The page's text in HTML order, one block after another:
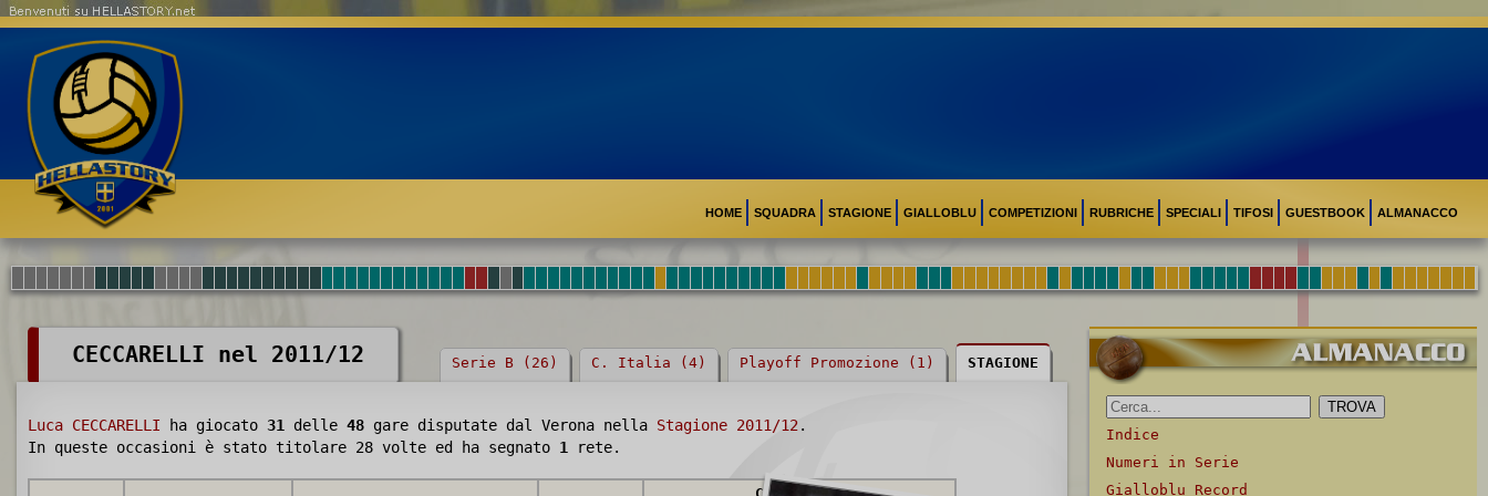
HOME SQUADRA STAGIONE GIALLOBLU COMPETIZIONI RUBRICHE SPECIALI TIFOSI GUESTBOOK ALMANACCO
Benvenuti su HELLASTORY.net
CECCARELLI nel 2011/12 Serie B (26) C. Italia (4) Playoff Promozione (1) STAGIONE
Luca CECCARELLI ha giocato 31 delle 48 gare disputate dal Verona nella Stagione 2011/12.
In queste occasioni è stato titolare 28 volte ed ha segnato 1 rete.
Indice
Numeri in Serie
Gialloblu Record